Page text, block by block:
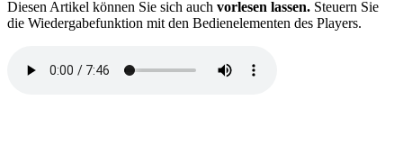
Diesen Artikel können Sie sich auch vorlesen lassen. Steuern Sie
die Wiedergabefunktion mit den Bedienelementen des Players.